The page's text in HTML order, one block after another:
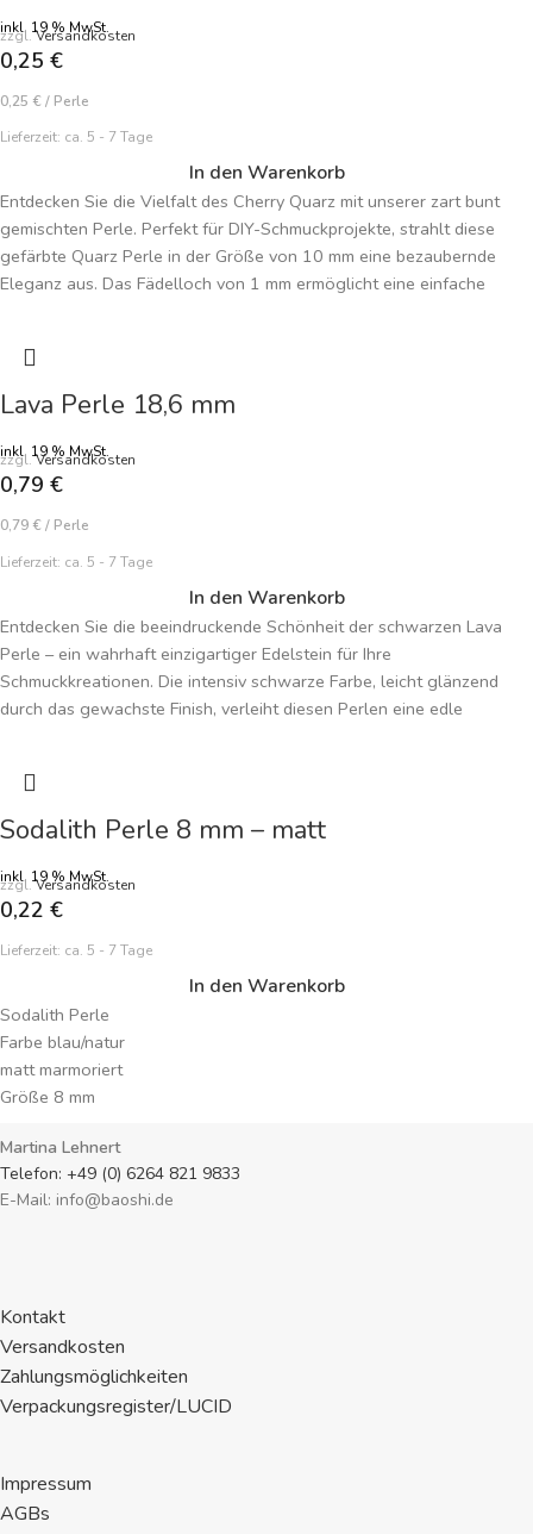
inkl. 19 % MwSt.
zzgl.Versandkosten
0,25 €
0,25 € / Perle
Lieferzeit: ca. 5 - 7 Tage
In den Warenkorb
Entdecken Sie die Vielfalt des Cherry Quarz mit unserer zart bunt
gemischten Perle. Perfekt für DIY-Schmuckprojekte, strahlt diese
gefärbte Quarz Perle in der Größe von 10 mm eine bezaubernde
Eleganz aus. Das Fädelloch von 1 mm ermöglicht eine einfache
Jede einzelne Perle ist einzigartig und lädt dazu ein, exklusive
sodass Sie Ihre individuellen Kreationen erschwinglich verwirklichen
Tauchen Sie nicht nur in die visuelle Anziehungskraft, sondern auch
in die symbolische Tiefe der Edelsteine ein. Bestellen Sie jetzt und
lassen Sie sich von der farbenfrohen Schönheit und tiefen
Bedeutung der zart bunt gemischten Cherry Quarz Perle inspirieren!
Lava Perle 18,6 mm
inkl. 19 % MwSt.
zzgl.Versandkosten
0,79 €
0,79 € / Perle
Lieferzeit: ca. 5 - 7 Tage
In den Warenkorb
Entdecken Sie die beeindruckende Schönheit der schwarzen Lava
Perle – ein wahrhaft einzigartiger Edelstein für Ihre
Schmuckkreationen. Die intensiv schwarze Farbe, leicht glänzend
durch das gewachste Finish, verleiht diesen Perlen eine edle
faszinierende Struktur aus. Ideal für die Herstellung individueller
Schmuckstücke, ermöglichen Ihnen diese Lava Perlen, einzigartige
Meisterwerke zu gestalten. Die matte Oberfläche intensiviert sich
durch Hautkontakt, was jedem handgefertigten Schmuckstück eine
persönliche Note verleiht. Bestellen Sie jetzt die schwarze Lava Perle
und tauchen Sie ein in die kreative Welt der Schmuckgestaltung mit
diesem besonderen Edelstein.
Sodalith Perle 8 mm – matt
inkl. 19 % MwSt.
zzgl.Versandkosten
0,22 €
Lieferzeit: ca. 5 - 7 Tage
In den Warenkorb
Sodalith Perle
Farbe blau/natur
matt marmoriert
Größe 8 mm
Preisangabe je Perle
Martina Lehnert
Telefon: +49 (0) 6264 821 9833
E-Mail: info@baoshi.de
Kontakt
Versandkosten
Zahlungsmöglichkeiten
Verpackungsregister/LUCID
Impressum
AGBs